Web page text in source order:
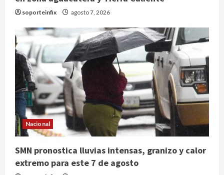
soporteinfix agosto 7, 2026
Nacional
SMN pronostica lluvias intensas, granizo y calor
extremo para este 7 de agosto
2
México y Perú restablecen
relaciones diplomáticas tras cuatro
años de enfrentamientos
agosto 8, 2026